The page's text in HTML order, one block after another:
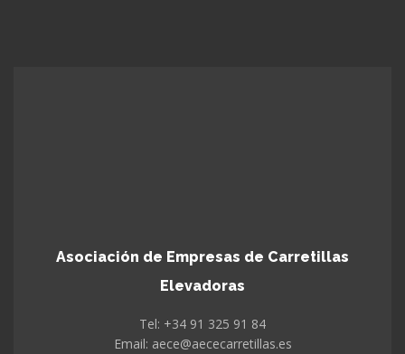
Asociación de Empresas de Carretillas
Elevadoras
Tel: +34 91 325 91 84
Email: aece@aececarretillas.es